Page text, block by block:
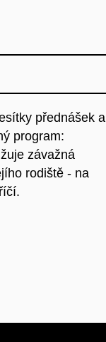
přednášek a
program:
závažná
rodiště - na